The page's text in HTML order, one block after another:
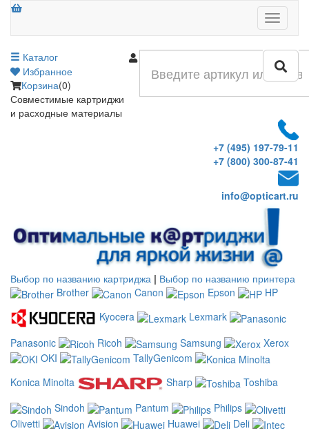
Меню
Каталог
Избранное
Корзина(0)
Совместимые картриджи
и расходные материалы
+7 (495) 197-79-11
+7 (800) 300-87-41
info@opticart.ru
Выбор по названию картриджа | Выбор по названию принтера
Brother
Canon Epson
HP
Kyocera
Lexmark
Panasonic
Ricoh Samsung
Xerox
OKI
TallyGenicom
Konica Minolta
Sharp
Toshiba
Sindoh
Pantum
Philips
Olivetti
Avision Huawei
Deli